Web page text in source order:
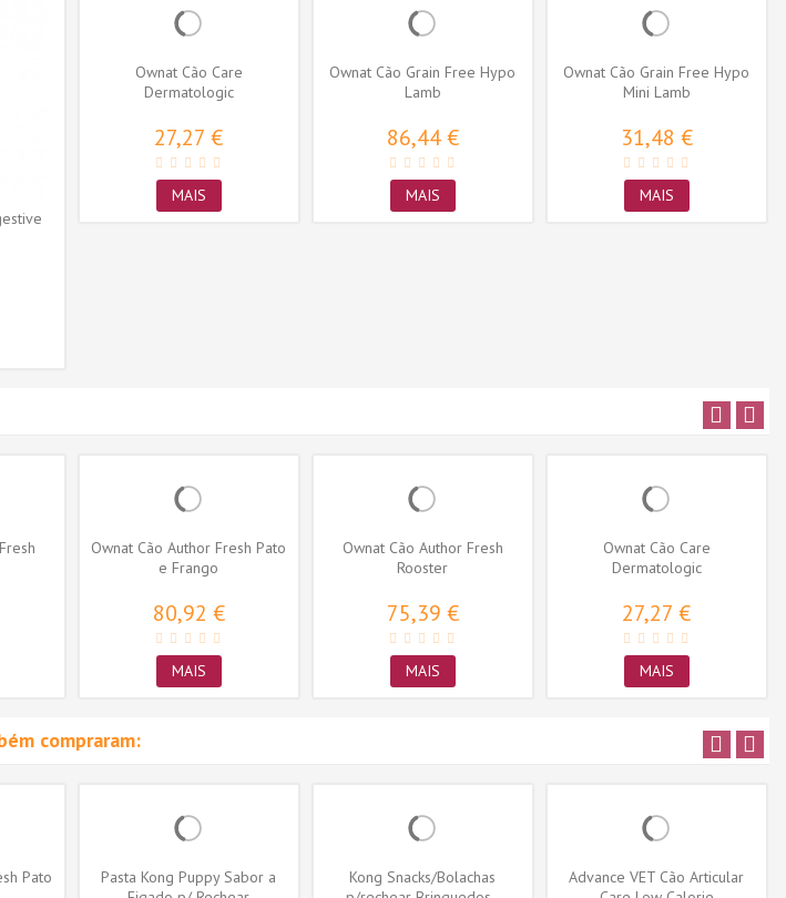
Ownat Cão Care
Dermatologic
27,27 €
MAIS
Ownat Cão Grain Free Hypo
Lamb
86,44 €
MAIS
Ownat Cão Grain Free Hypo
Mini Lamb
31,48 €
MAIS
Ownat Cão Author Fresh Pato
e Frango
80,92 €
MAIS
Ownat Cão Author Fresh
Rooster
75,39 €
MAIS
Ownat Cão Care
Dermatologic
27,27 €
MAIS
compraram:
Pato
Pasta Kong Puppy Sabor a
Kong Snacks/Bolachas
Advance VET Cão Articular